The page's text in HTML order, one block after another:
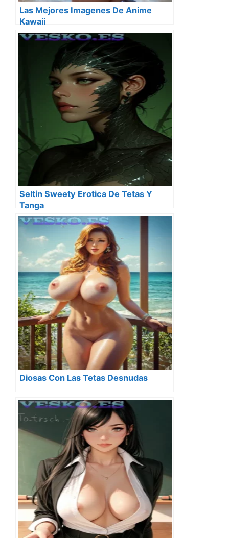
Las Mejores Imagenes De Anime
Kawaii
Seltin Sweety Erotica De Tetas Y
Tanga
Diosas Con Las Tetas Desnudas